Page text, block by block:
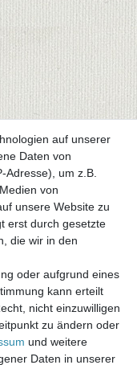
Ruhetag,
auf unserer
Daten von
Adresse), um z.B.
von
unsere Website zu
erst durch gesetzte
die wir in den
oder aufgrund eines
kann erteilt
nicht einzuwilligen
zu ändern oder
und weitere
Daten in unserer